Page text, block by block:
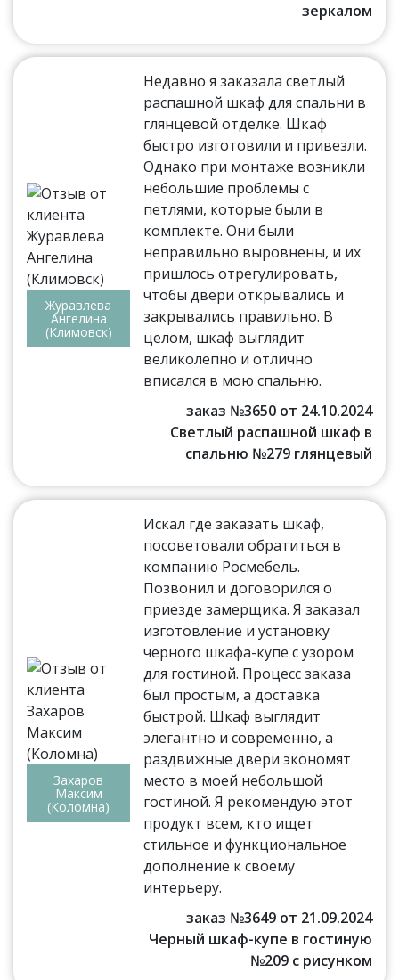
зеркалом
Журавлева
Ангелина
(Климовск)
Недавно я заказала светлый
распашной шкаф для спальни в
глянцевой отделке. Шкаф
быстро изготовили и привезли.
Однако при монтаже возникли
небольшие проблемы с
петлями, которые были в
комплекте. Они были
неправильно выровнены, и их
пришлось отрегулировать,
чтобы двери открывались и
закрывались правильно. В
целом, шкаф выглядит
великолепно и отлично
вписался в мою спальню.
заказ №3650 от 24.10.2024
Светлый распашной шкаф в
спальню №279 глянцевый
Захаров
Максим
(Коломна)
Искал где заказать шкаф,
посоветовали обратиться в
компанию Росмебель.
Позвонил и договорился о
приезде замерщика. Я заказал
изготовление и установку
черного шкафа-купе с узором
для гостиной. Процесс заказа
был простым, а доставка
быстрой. Шкаф выглядит
элегантно и современно, а
раздвижные двери экономят
место в моей небольшой
гостиной. Я рекомендую этот
продукт всем, кто ищет
стильное и функциональное
дополнение к своему
интерьеру.
заказ №3649 от 21.09.2024
Черный шкаф-купе в гостиную
№209 с рисунком